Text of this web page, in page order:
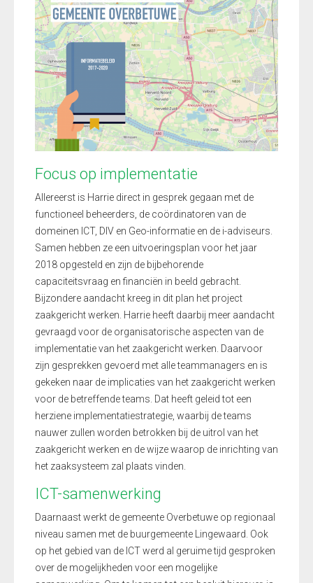
Focus op implementatie
Allereerst is Harrie direct in gesprek gegaan met de
functioneel beheerders, de coördinatoren van de
domeinen ICT, DIV en Geo-informatie en de i-adviseurs.
Samen hebben ze een uitvoeringsplan voor het jaar
2018 opgesteld en zijn de bijbehorende
capaciteitsvraag en financiën in beeld gebracht.
Bijzondere aandacht kreeg in dit plan het project
zaakgericht werken. Harrie heeft daarbij meer aandacht
gevraagd voor de organisatorische aspecten van de
implementatie van het zaakgericht werken. Daarvoor
zijn gesprekken gevoerd met alle teammanagers en is
gekeken naar de implicaties van het zaakgericht werken
voor de betreffende teams. Dat heeft geleid tot een
herziene implementatiestrategie, waarbij de teams
nauwer zullen worden betrokken bij de uitrol van het
zaakgericht werken en de wijze waarop de inrichting van
het zaaksysteem zal plaats vinden.
ICT-samenwerking
Daarnaast werkt de gemeente Overbetuwe op regionaal
niveau samen met de buurgemeente Lingewaard. Ook
op het gebied van de ICT werd al geruime tijd gesproken
over de mogelijkheden voor een mogelijke